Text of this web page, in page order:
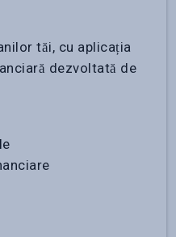
tăi, cu aplicația
dezvoltată de